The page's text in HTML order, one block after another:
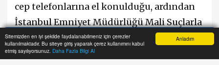
Anladım
Sitemizden en iyi şekilde faydalanabilmeniz için çerezler
kullanılmaktadır. Bu siteye giriş yaparak çerez kullanımını kabul
etmiş sayılıyorsunuz. Daha Fazla Bilgi Al
cep telefonlarına el konulduğu, ardından
İstanbul Emniyet Müdürlüğü Mali Suçlarla
Mücadele Şube Müdürlüğü’ne
götürüldükleri öğrenildi.
Anasayfa Yazarlar Haber Ara İhbar Hattı Menu